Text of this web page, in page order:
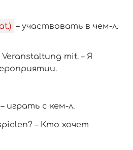
– участвовать в чем-л.
mit. – Я
– играть с кем-л.
– Кто хочет